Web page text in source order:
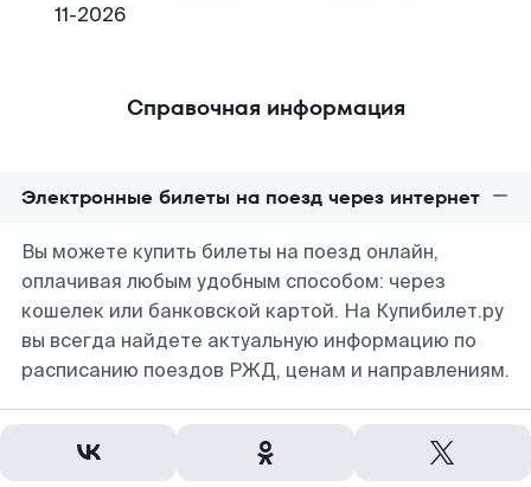
11-2026
Справочная информация
Электронные билеты на поезд через интернет
Вы можете купить билеты на поезд онлайн,
оплачивая любым удобным способом: через
кошелек или банковской картой. На Купибилет.ру
вы всегда найдете актуальную информацию по
расписанию поездов РЖД, ценам и направлениям.